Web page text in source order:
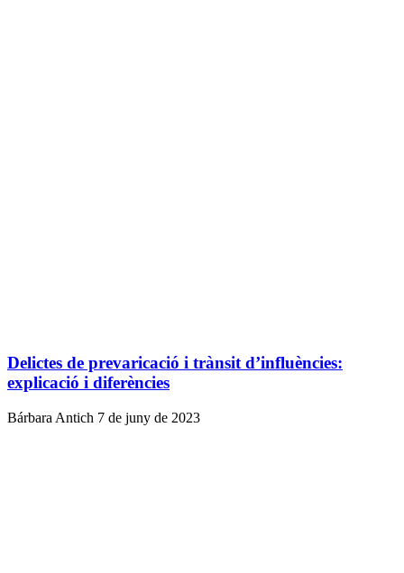
Delictes de prevaricació i trànsit d’influències:
explicació i diferències
Bárbara Antich 7 de juny de 2023